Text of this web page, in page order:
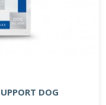
DOG